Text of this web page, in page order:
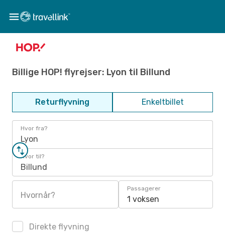
Billige HOP! flyrejser: Lyon til Billund
Returflyvning Enkeltbillet
Hvor fra?
Lyon
Hvor til?
Billund
Hvornår?
Passagerer
1 voksen
Direkte flyvning